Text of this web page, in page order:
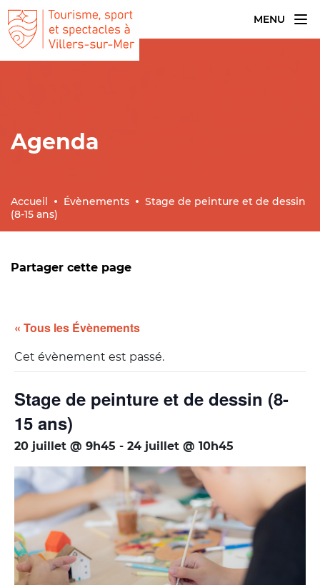
MENU
Accueil Évènements
Stage de peinture et de dessin
(8-15 ans)
Agenda
Partager cette page
« Tous les Évènements
Cet évènement est passé.
Stage de peinture et de dessin (8-
15 ans)
20 juillet @ 9h45 - 24 juillet @ 10h45